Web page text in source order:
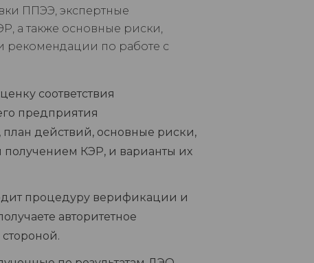
ППЭЭ, экспертные
а также основные риски,
рекомендации по работе с
соответствия
предприятия
действий, основные риски,
КЭР, и варианты их
процедуру верификации и
авторитетное